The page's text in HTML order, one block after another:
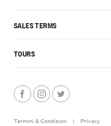
SALES TERMS
TOURS
Termini & Condizioni |
Privacy